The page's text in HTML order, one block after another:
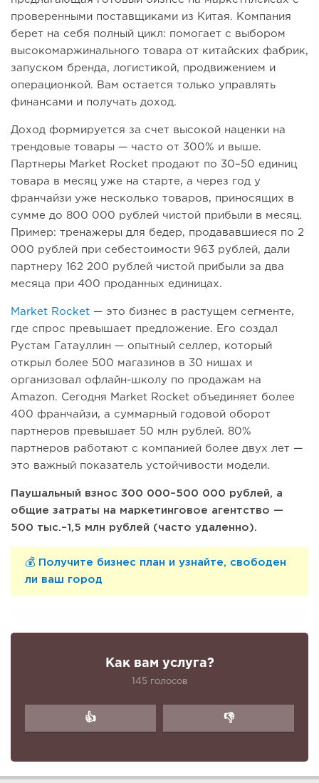
проверенными поставщиками из Китая. Компания
берет на себя полный цикл: помогает с выбором
высокомаржинального товара от китайских фабрик,
запуском бренда, логистикой, продвижением и
операционкой. Вам остается только управлять
финансами и получать доход.
Доход формируется за счет высокой наценки на
трендовые товары — часто от 300% и выше.
Партнеры Market Rocket продают по 30–50 единиц
товара в месяц уже на старте, а через год у
франчайзи уже несколько товаров, приносящих в
сумме до 800 000 рублей чистой прибыли в месяц.
Пример: тренажеры для бедер, продававшиеся по 2
000 рублей при себестоимости 963 рублей, дали
партнеру 162 200 рублей чистой прибыли за два
месяца при 400 проданных единицах.
Market Rocket — это бизнес в растущем сегменте,
где спрос превышает предложение. Его создал
Рустам Гатауллин — опытный селлер, который
открыл более 500 магазинов в 30 нишах и
организовал офлайн-школу по продажам на
Amazon. Сегодня Market Rocket объединяет более
400 франчайзи, а суммарный годовой оборот
партнеров превышает 50 млн рублей. 80%
партнеров работают с компанией более двух лет —
это важный показатель устойчивости модели.
Паушальный взнос 300 000–500 000 рублей, а
общие затраты на маркетинговое агентство —
500 тыс.–1,5 млн рублей (часто удаленно).
💰 Получите бизнес план и узнайте, свободен
ли ваш город
Как вам услуга?
145 голосов
👍 👎